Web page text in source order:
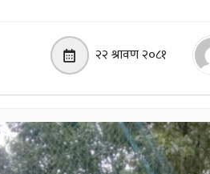
२२ श्रावण २०८१